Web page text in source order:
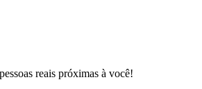
reais próximas à você!